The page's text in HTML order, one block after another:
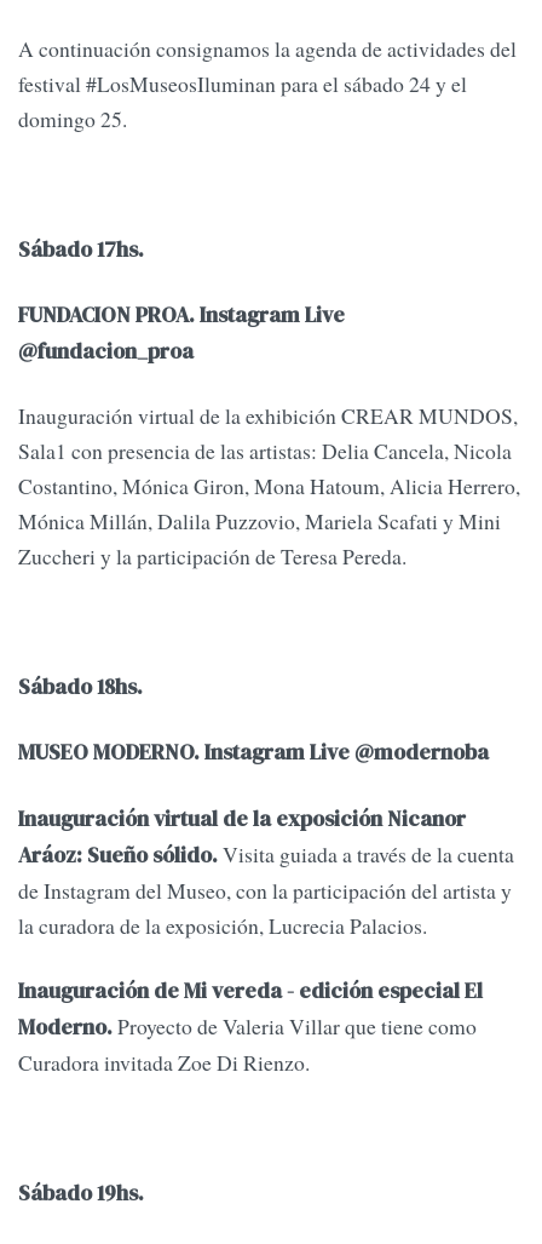
A continuación consignamos la agenda de actividades del
festival #LosMuseosIluminan para el sábado 24 y el
domingo 25.
Sábado 17hs.
FUNDACION PROA. Instagram Live
@fundacion_proa
Inauguración virtual de la exhibición CREAR MUNDOS,
Sala1 con presencia de las artistas: Delia Cancela, Nicola
Costantino, Mónica Giron, Mona Hatoum, Alicia Herrero,
Mónica Millán, Dalila Puzzovio, Mariela Scafati y Mini
Zuccheri y la participación de Teresa Pereda.
Sábado 18hs.
MUSEO MODERNO. Instagram Live @modernoba
Inauguración virtual de la exposición Nicanor
Aráoz: Sueño sólido.Visita guiada a través de la cuenta
de Instagram del Museo, con la participación del artista y
la curadora de la exposición, Lucrecia Palacios.
Inauguración de Mi vereda - edición especial El
Moderno.Proyecto de Valeria Villar que tiene como
Curadora invitada Zoe Di Rienzo.
Sábado 19hs.